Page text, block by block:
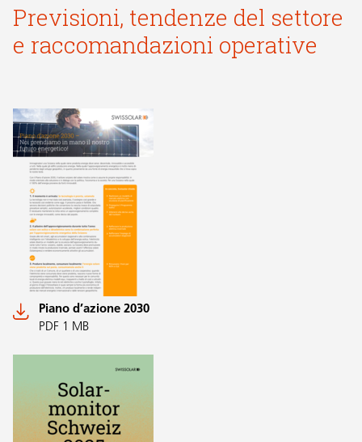
Previsioni, tendenze del settore
e raccomandazioni operative
Piano d’azione 2030
PDF 1 MB